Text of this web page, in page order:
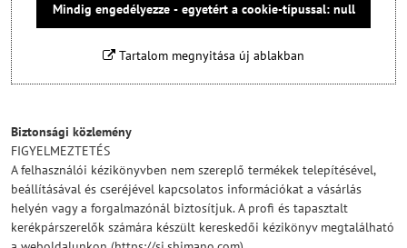
Mindig engedélyezze - egyetért a cookie-típussal: null
Tartalom megnyitása új ablakban
Biztonsági közlemény
FIGYELMEZTETÉS
A felhasználói kézikönyvben nem szereplő termékek telepítésével,
beállításával és cseréjével kapcsolatos információkat a vásárlás
helyén vagy a forgalmazónál biztosítjuk. A profi és tapasztalt
kerékpárszerelők számára készült kereskedői kézikönyv megtalálható